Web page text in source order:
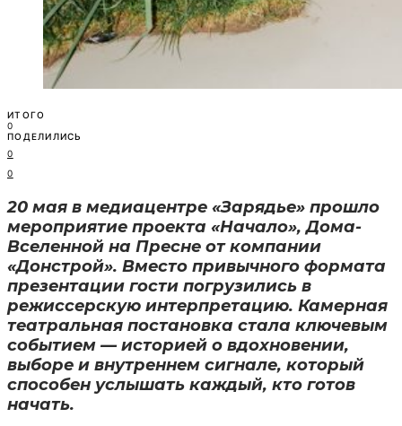
ИТОГО
0
ПОДЕЛИЛИСЬ
0
0
20 мая в медиацентре «Зарядье» прошло
мероприятие проекта «Начало», Дома-
Вселенной на Пресне от компании
«Донстрой». Вместо привычного формата
презентации гости погрузились в
режиссерскую интерпретацию. Камерная
театральная постановка стала ключевым
событием — историей о вдохновении,
выборе и внутреннем сигнале, который
способен услышать каждый, кто готов
начать.